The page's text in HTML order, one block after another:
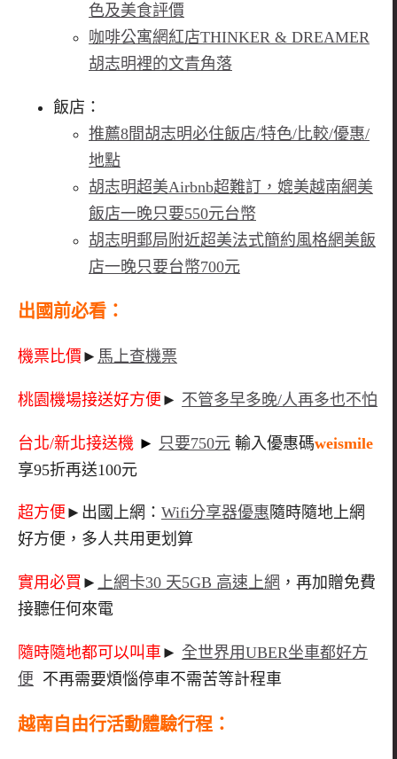
色及美食評價
咖啡公寓網紅店THINKER & DREAMER
胡志明裡的文青角落
飯店：
推薦8間胡志明必住飯店/特色/比較/優惠/
地點
胡志明超美Airbnb超難訂，媲美越南網美
飯店一晚只要550元台幣
胡志明郵局附近超美法式簡約風格網美飯
店一晚只要台幣700元
出國前必看 ：
機票比價 ► 馬上查機票
桃園機場接送好方便 ► 不管多早多晚/人再多也不怕
台北/新北接送機 ► 只要750元 輸入優惠碼weismile
享95折再送100元
超方便 ►出國上網： Wifi分享器優惠 隨時隨地上網
好方便，多人共用更划算
實用必買 ► 上網卡30 天5GB 高速上網 ，再加贈免費
接聽任何來電
隨時隨地都可以叫車► 全世界用UBER坐車都好方
便 不再需要煩惱停車不需苦等計程車
越南自由行活動體驗行程：